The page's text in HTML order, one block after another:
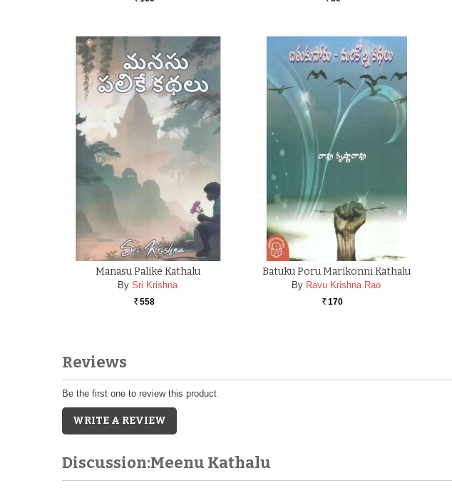
Manasu Palike Kathalu
By Sri Krishna
Rs. 558
Batuku Poru Marikonni Kathalu
By Ravu Krishna Rao
Rs. 170
Reviews
Be the first one to review this product
WRITE A REVIEW
Discussion:Meenu Kathalu